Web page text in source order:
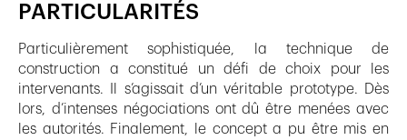
PARTICULARITÉS
Particulièrement sophistiquée, la technique de
construction a constitué un défi de choix pour les
intervenants. Il s’agissait d’un véritable prototype. Dès
lors, d’intenses négociations ont dû être menées avec
les autorités. Finalement, le concept a pu être mis en